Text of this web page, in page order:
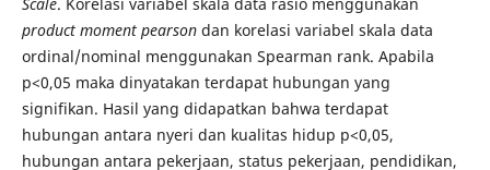
product moment pearson dan korelasi variabel skala data
ordinal/nominal menggunakan Spearman rank. Apabila
p<0,05 maka dinyatakan terdapat hubungan yang
signifikan. Hasil yang didapatkan bahwa terdapat
hubungan antara nyeri dan kualitas hidup p<0,05,
hubungan antara pekerjaan, status pekerjaan, pendidikan,